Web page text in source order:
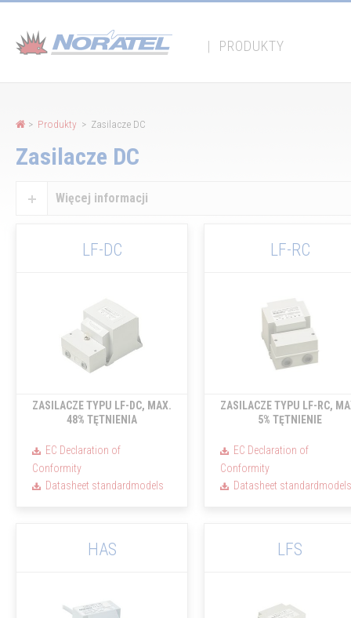
| PRODUKTY
> Produkty > Zasilacze DC
Zasilacze DC
Więcej informacji
LF-DC
ZASILACZE TYPU LF-DC, MAX.
48% TĘTNIENIA
EC Declaration of
Conformity
Datasheet standardmodels
LF-RC
ZASILACZE TYPU LF-RC,
5% TĘTNIENIE
EC Declaration of
Conformity
Datasheet standardmodels
HAS LFS
Panel zarządzania plikami cookies